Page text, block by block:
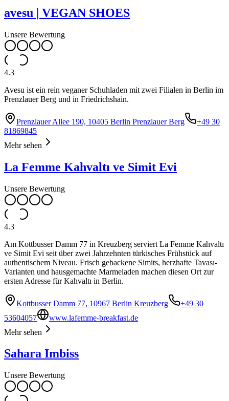
avesu | VEGAN SHOES
Unsere Bewertung
4.3
Avesu ist ein rein veganer Schuhladen mit zwei Filialen in Berlin im
Prenzlauer Berg und in Friedrichshain.
Prenzlauer Allee 190, 10405 Berlin Prenzlauer Berg
+49 30
81869845
Mehr sehen
La Femme Kahvaltı ve Simit Evi
Unsere Bewertung
4.3
Am Kottbusser Damm 77 in Kreuzberg serviert La Femme Kahvaltı
ve Simit Evi seit über zwei Jahrzehnten türkisches Frühstück auf
authentischem Niveau. Frisch gebackene Simits, herzhafte Tavası-
Varianten und hausgemachte Marmeladen machen diesen Ort zur
ersten Adresse für Kahvaltı in Berlin.
Kottbusser Damm 77, 10967 Berlin Kreuzberg
+49 30
53604057
www.lafemme-breakfast.de
Mehr sehen
Sahara Imbiss
Unsere Bewertung